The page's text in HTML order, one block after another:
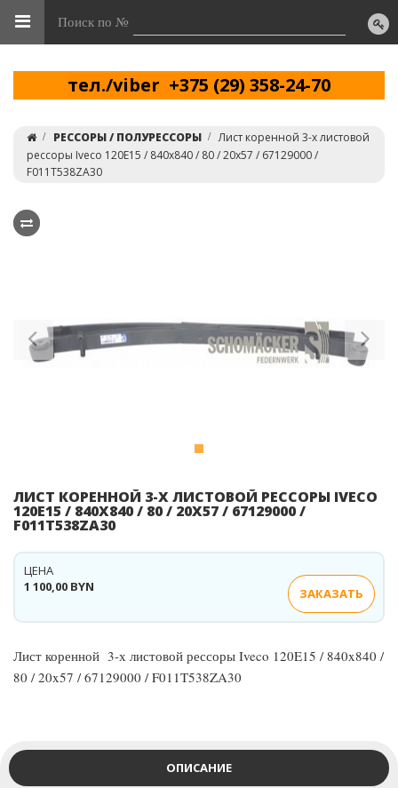
Поиск по №
тел./viber +375 (29) 358-24-70
РЕССОРЫ / ПОЛУРЕССОРЫ
Лист коренной 3-х листовой
рессоры Iveco 120E15 / 840x840 / 80 / 20x57 / 67129000 /
F011T538ZA30
ЛИСТ КОРЕННОЙ 3-Х ЛИСТОВОЙ РЕССОРЫ IVECO
120E15 / 840X840 / 80 / 20X57 / 67129000 /
F011T538ZA30
1 100,00 BYN
ЦЕНА
ЗАКАЗАТЬ
Лист коренной 3-х листовой рессоры Iveco 120E15 / 840x840 /
80 / 20x57 / 67129000 / F011T538ZA30
ОПИСАНИЕ